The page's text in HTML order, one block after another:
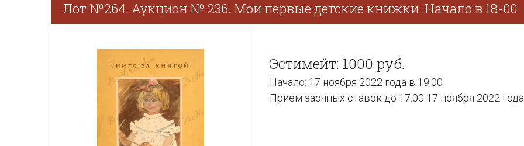
Лот №264. Аукцион № 236. Мои первые детские книжки. Начало в 18-00
Эстимейт: 1000 руб.
Начало: 17 ноября 2022 года в 19:00
Прием заочных ставок до 17:00 17 ноября 2022 года